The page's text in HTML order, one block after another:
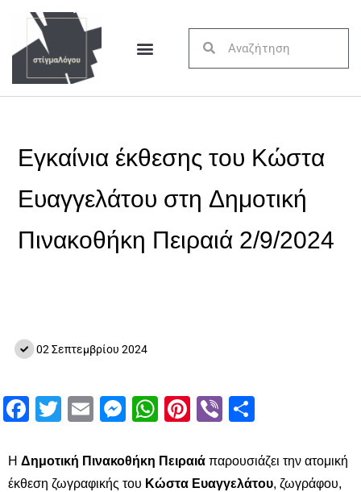
Εγκαίνια έκθεσης του Κώστα
Ευαγγελάτου στη Δημοτική
Πινακοθήκη Πειραιά 2/9/2024
02 Σεπτεμβρίου 2024
Facebook
Twitter
EmailMessenger
WhatsApp
Pinterest
Viber
H Δημοτική Πινακοθήκη Πειραιά παρουσιάζει την ατομική
έκθεση ζωγραφικής του Κώστα Ευαγγελάτου, ζωγράφου,